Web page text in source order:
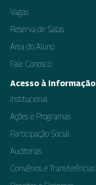
Vagas
Reserva de Salas
Área do Aluno
Fale Conosco
Acesso à Informação
Institucional
Ações e Programas
Participação Social
Auditorias
Convênios e Transferências